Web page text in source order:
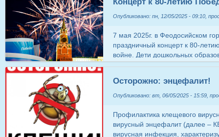
технике рисования (цветные
акварель, гуашь и т.д.).
(6 лет)
Опубликовано: пн, 12/05/2025 - 09:10,
7 мая 2025г. в Феодосийском
праздничный концерт к 80-
войне. Дети дошкольных
сёл и посёлков округа
сад, обучающиеся
глубокую благодарность
танец с платками
Осторожно: энцефалит!
Опубликовано: вт, 06/05/2025 - 15:59,
Профилактика клещевого
вирусный энцефалит (далее –
вирусная инфекция,